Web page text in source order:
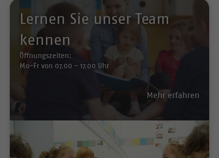
Lernen Sie unser Team
kennen
Öffnungszeiten:
Mo-Fr von 07.00 - 17.00 Uhr
Mehr erfahren